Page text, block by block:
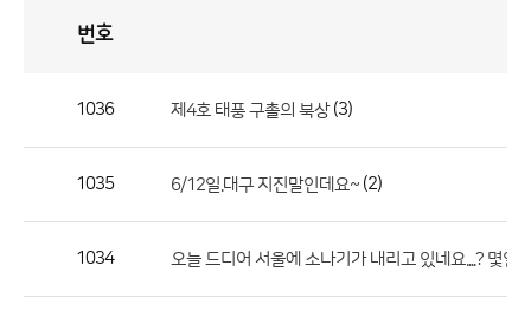
론
번호
1036 제4호 태풍 구촐의 북상(3)
1035 6/12일.대구 지진말인데요~ (2)
1034 오늘 드디어 서울에 소나기가 내리고 있네요....? 몇일